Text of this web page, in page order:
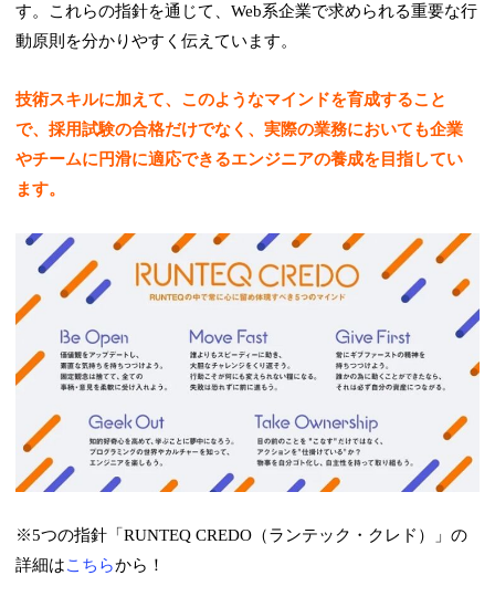
す。これらの指針を通じて、Web系企業で求められる重要な行
動原則を分かりやすく伝えています。
技術スキルに加えて、このようなマインドを育成すること
で、採用試験の合格だけでなく、実際の業務においても企業
やチームに円滑に適応できるエンジニアの養成を目指してい
ます。
※5つの指針「RUNTEQ CREDO（ランテック・クレド）」の
詳細はこちらから！